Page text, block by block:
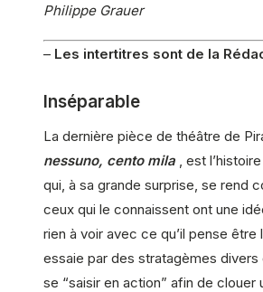
Philippe Grauer
– Les intertitres sont de la
Inséparable
La dernière pièce de théâtre de
nessuno, cento mila
, est
qui, à sa grande surprise, se rend
ceux qui le connaissent ont une
rien à voir avec ce qu’il pense être
essaie par des stratagèmes divers
se “saisir en action” afin de clouer